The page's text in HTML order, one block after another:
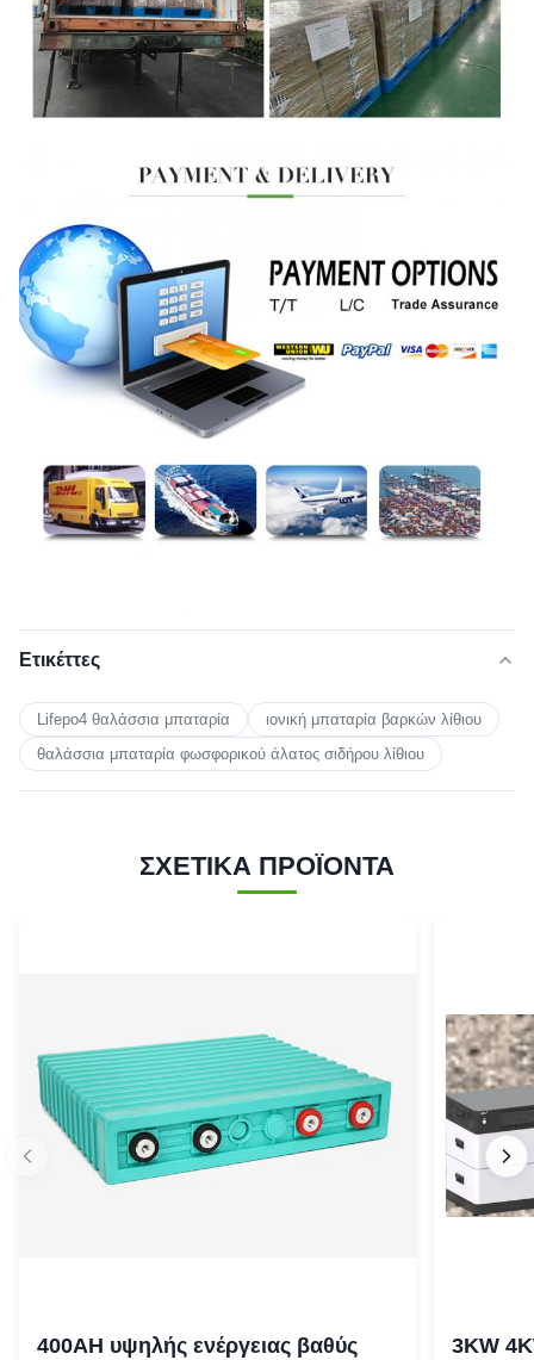
Ετικέττες
Lifepo4 θαλάσσια μπαταρία
ιονική μπαταρία βαρκών λίθιου
θαλάσσια μπαταρία φωσφορικού άλατος σιδήρου λίθιου
ΣΧΕΤΙΚΑ ΠΡΟΪΟΝΤΑ
400AH υψηλής ενέργειας βαθύς
3KW